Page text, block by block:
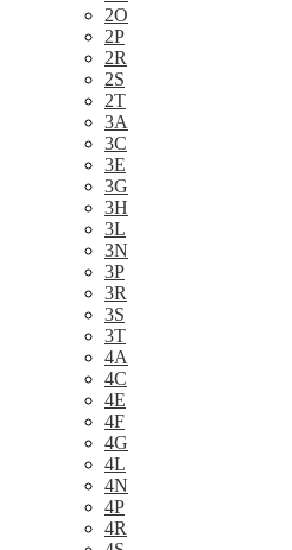
2O
2P
2R
2S
2T
3A
3C
3E
3G
3H
3L
3N
3P
3R
3S
3T
4A
4C
4E
4F
4G
4L
4N
4P
4R